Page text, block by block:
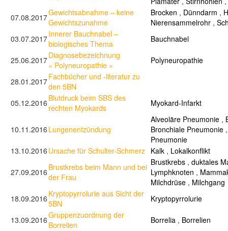
07.08.2017Gewichtsabnahme – keine
Gewichtszunahme
Brocken , Dünndarm ,
Nierensammelrohr ,
03.07.2017Innerer Bauchnabel –
biologisches Thema
Bauchnabel
25.06.2017Diagnosebezeichnung
« Polyneuropathie »
Polyneuropathie
28.01.2017Fachbücher und -literatur zu
den 5BN
05.12.2016 Blutdruck beim SBS des
rechten Myokards
Myokard-Infarkt
10.11.2016 Lungenentzündung
Alveoläre Pneumonie ,
Bronchiale Pneumonie
Pneumonie
13.10.2016 Ursache für Schulter-Schmerz Kalk , Lokalkonflikt
27.09.2016 Brustkrebs beim Mann und bei
der Frau
Brustkrebs , duktales
Lymphknoten ,
Milchdrüse , Milchgang
18.09.2016 Kryptopyrrolurie aus Sicht der
5BN
Kryptopyrrolurie
13.09.2016Gruppenzuordnung der
Borrelien
Borrelia , Borrelien